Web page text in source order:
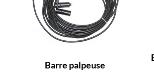
Barre palpeuse